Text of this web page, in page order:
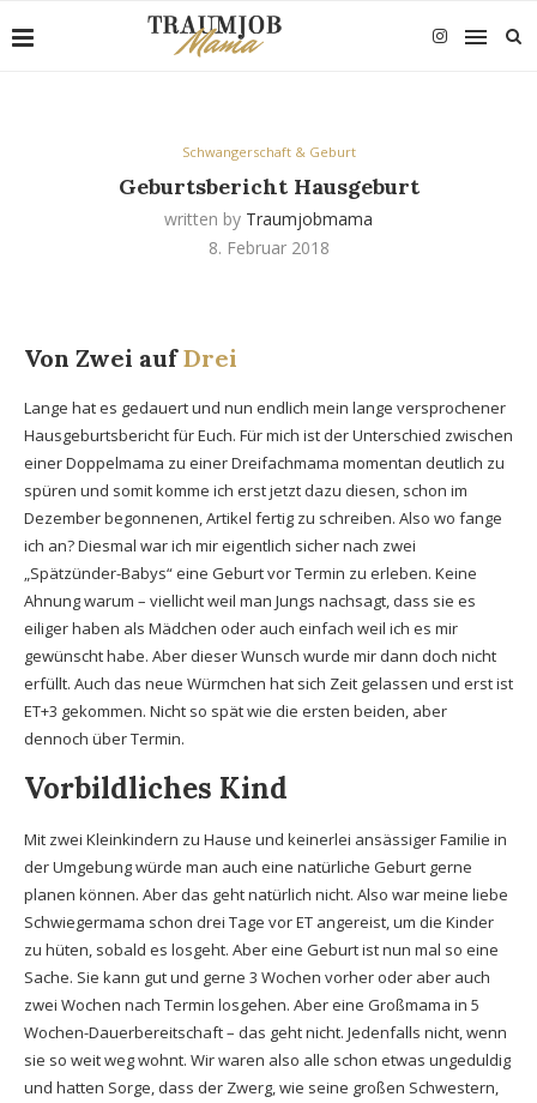
Schwangerschaft & Geburt
Geburtsbericht Hausgeburt
written by Traumjobmama
8. Februar 2018
Von Zwei aufDrei
Lange hat es gedauert und nun endlich mein lange versprochener
Hausgeburtsbericht für Euch. Für mich ist der Unterschied zwischen
einer Doppelmama zu einer Dreifachmama momentan deutlich zu
spüren und somit komme ich erst jetzt dazu diesen, schon im
Dezember begonnenen, Artikel fertig zu schreiben. Also wo fange
ich an? Diesmal war ich mir eigentlich sicher nach zwei
„Spätzünder-Babys“ eine Geburt vor Termin zu erleben. Keine
Ahnung warum – viellicht weil man Jungs nachsagt, dass sie es
eiliger haben als Mädchen oder auch einfach weil ich es mir
gewünscht habe. Aber dieser Wunsch wurde mir dann doch nicht
erfüllt. Auch das neue Würmchen hat sich Zeit gelassen und erst ist
ET+3 gekommen. Nicht so spät wie die ersten beiden, aber
dennoch über Termin.
Vorbildliches Kind
Mit zwei Kleinkindern zu Hause und keinerlei ansässiger Familie in
der Umgebung würde man auch eine natürliche Geburt gerne
planen können. Aber das geht natürlich nicht. Also war meine liebe
Schwiegermama schon drei Tage vor ET angereist, um die Kinder
zu hüten, sobald es losgeht. Aber eine Geburt ist nun mal so eine
Sache. Sie kann gut und gerne 3 Wochen vorher oder aber auch
zwei Wochen nach Termin losgehen. Aber eine Großmama in 5
Wochen-Dauerbereitschaft – das geht nicht. Jedenfalls nicht, wenn
sie so weit weg wohnt. Wir waren also alle schon etwas ungeduldig
und hatten Sorge, dass der Zwerg, wie seine großen Schwestern,